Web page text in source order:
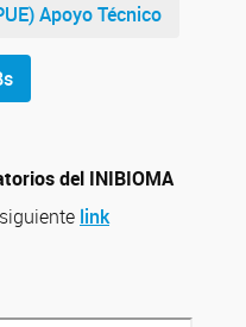
Apoyo Técnico
del INIBIOMA
link